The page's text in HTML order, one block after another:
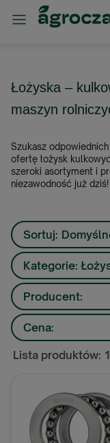
Łożyska –
maszyn
Szukasz
ofertę łożysk
szeroki asortyment i
niezawodność już dziś!
Sortuj:
Kategorie:
Producent:
Cena:
Lista produktów: